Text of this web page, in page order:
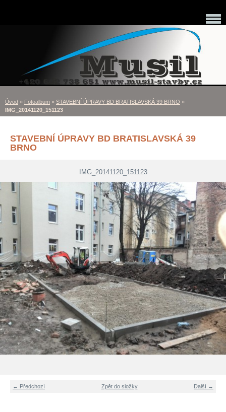
Úvod » Fotoalbum » STAVEBNÍ ÚPRAVY BD BRATISLAVSKÁ 39 BRNO »
IMG_20141120_151123
STAVEBNÍ ÚPRAVY BD BRATISLAVSKÁ 39
BRNO
IMG_20141120_151123
← Předchozí Další →
Zpět do složky